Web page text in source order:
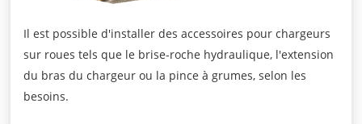
Il est possible d'installer des accessoires pour chargeurs
sur roues tels que le brise-roche hydraulique, l'extension
du bras du chargeur ou la pince à grumes, selon les
besoins.